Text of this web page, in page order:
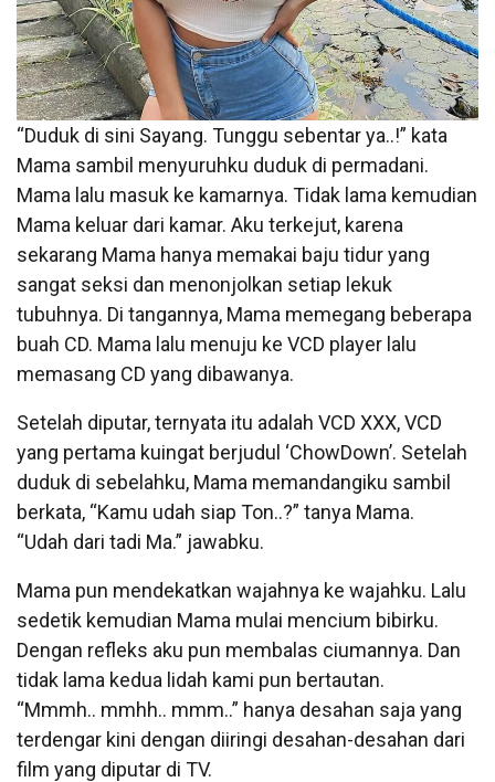
“Duduk di sini Sayang. Tunggu sebentar ya..!” kata
Mama sambil menyuruhku duduk di permadani.
Mama lalu masuk ke kamarnya. Tidak lama kemudian
Mama keluar dari kamar. Aku terkejut, karena
sekarang Mama hanya memakai baju tidur yang
sangat seksi dan menonjolkan setiap lekuk
tubuhnya. Di tangannya, Mama memegang beberapa
buah CD. Mama lalu menuju ke VCD player lalu
memasang CD yang dibawanya.
Setelah diputar, ternyata itu adalah VCD XXX, VCD
yang pertama kuingat berjudul ‘ChowDown’. Setelah
duduk di sebelahku, Mama memandangiku sambil
berkata, “Kamu udah siap Ton..?” tanya Mama.
“Udah dari tadi Ma.” jawabku.
Mama pun mendekatkan wajahnya ke wajahku. Lalu
sedetik kemudian Mama mulai mencium bibirku.
Dengan refleks aku pun membalas ciumannya. Dan
tidak lama kedua lidah kami pun bertautan.
“Mmmh.. mmhh.. mmm..” hanya desahan saja yang
terdengar kini dengan diiringi desahan-desahan dari
film yang diputar di TV.